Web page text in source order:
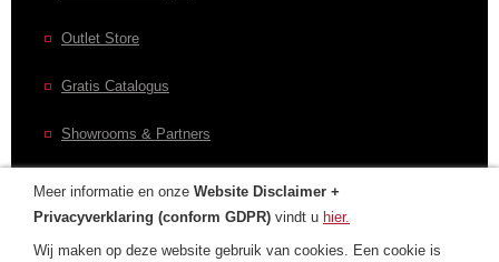
Outlet Store
Gratis Catalogus
Showrooms & Partners
CONTACT
Meer informatie en onze Website Disclaimer +
Privacyverklaring (conform GDPR) vindt u hier.
Wij maken op deze website gebruik van cookies. Een cookie is